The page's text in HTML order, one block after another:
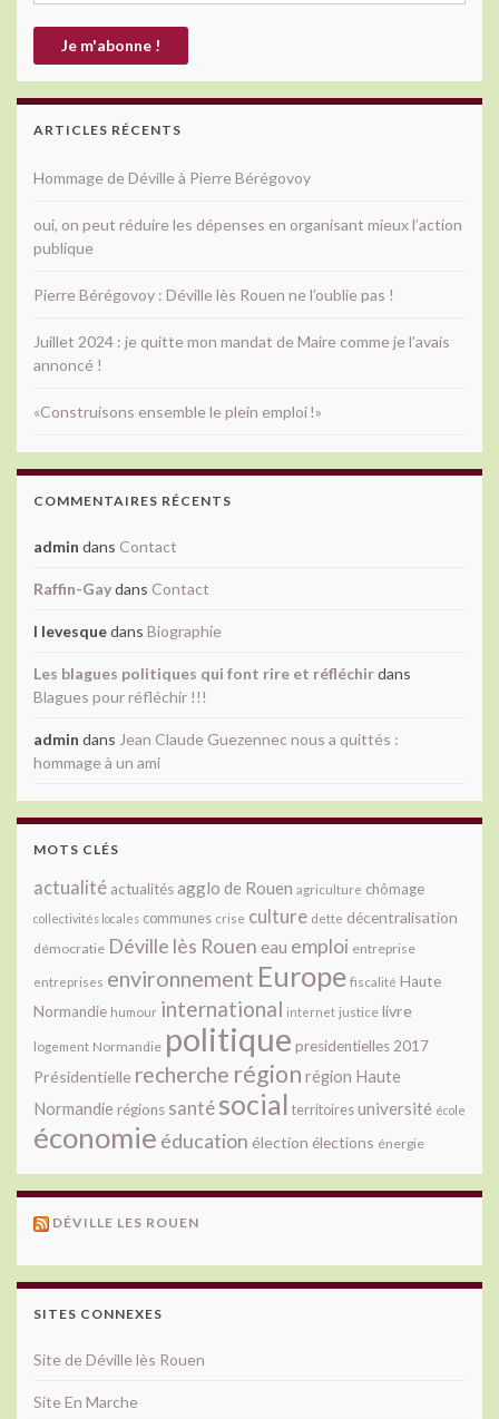
ARTICLES RÉCENTS
Hommage de Déville à Pierre Bérégovoy
oui, on peut réduire les dépenses en organisant mieux l’action
publique
Pierre Bérégovoy : Déville lès Rouen ne l’oublie pas !
Juillet 2024 : je quitte mon mandat de Maire comme je l’avais
annoncé !
«Construisons ensemble le plein emploi !»
COMMENTAIRES RÉCENTS
admin dans Contact
Raffin-Gaydans Contact
l levesquedans Biographie
Les blagues politiques qui font rire et réfléchirdans
Blagues pour réfléchir !!!
admin dans Jean Claude Guezennec nous a quittés :
hommage à un ami
MOTS CLÉS
actualité actualitésagglo de Rouen agriculture chômage
collectivités locales communes crise culture dette décentralisation
démocratie Déville lès Rouen eau emploi entreprise
entreprises environnement Europe fiscalité Haute
Normandie humour international internet justice livre
logement Normandie politique presidentielles 2017
Présidentielle recherche région région Haute
Normandie régions santésocial territoiresuniversité école
économie éducation élection élections énergie
DÉVILLE LES ROUEN
SITES CONNEXES
Site de Déville lès Rouen
Site En Marche